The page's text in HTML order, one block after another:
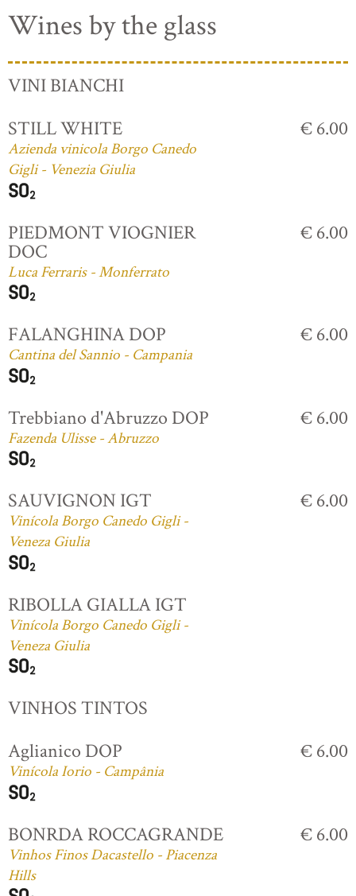
Wines by the glass
VINI BIANCHI
STILL WHITE
Azienda vinicola Borgo Canedo
Gigli - Venezia Giulia
€ 6.00
PIEDMONT VIOGNIER
DOC
Luca Ferraris - Monferrato
€ 6.00
FALANGHINA DOP
Cantina del Sannio - Campania
€ 6.00
Trebbiano d'Abruzzo DOP
Fazenda Ulisse - Abruzzo
€ 6.00
SAUVIGNON IGT
Vinícola Borgo Canedo Gigli -
Veneza Giulia
€ 6.00
RIBOLLA GIALLA IGT
Vinícola Borgo Canedo Gigli -
Veneza Giulia
VINHOS TINTOS
Aglianico DOP
Vinícola Iorio - Campânia
€ 6.00
BONRDA ROCCAGRANDE
Vinhos Finos Dacastello - Piacenza
Hills
€ 6.00